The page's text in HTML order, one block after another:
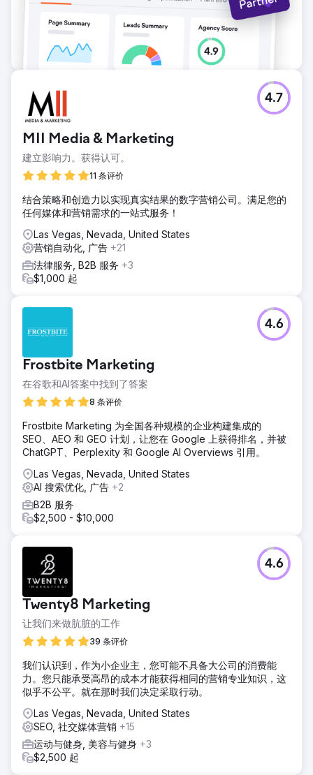
MII Media & Marketing
建立影响力。获得认可。
11 条评价
4.7
结合策略和创造力以实现真实结果的数字营销公司。满足您的
任何媒体和营销需求的一站式服务！
Las Vegas, Nevada, United States
营销自动化, 广告 +21
法律服务, B2B 服务 +3
$1,000 起
Frostbite Marketing
在谷歌和AI答案中找到了答案
8 条评价
4.6
Frostbite Marketing 为全国各种规模的企业构建集成的
SEO、AEO 和 GEO 计划，让您在 Google 上获得排名，并被
ChatGPT、Perplexity 和 Google AI Overviews 引用。
Las Vegas, Nevada, United States
AI 搜索优化, 广告 +2
B2B 服务
$2,500 - $10,000
Twenty8 Marketing
让我们来做肮脏的工作
39 条评价
4.6
我们认识到，作为小企业主，您可能不具备大公司的消费能
力。您只能承受高昂的成本才能获得相同的营销专业知识，这
似乎不公平。就在那时我们决定采取行动。
Las Vegas, Nevada, United States
SEO, 社交媒体营销 +15
运动与健身, 美容与健身 +3
$2,500 起